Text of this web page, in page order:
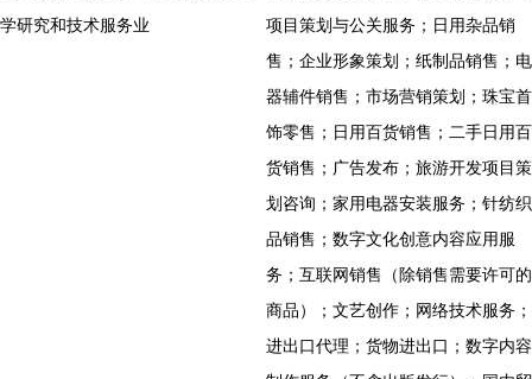
学研究和技术服务业
项目策划与公关服务；日用杂品销
售；企业形象策划；纸制品销售；电
器辅件销售；市场营销策划；珠宝首
饰零售；日用百货销售；二手日用百
货销售；广告发布；旅游开发项目策
划咨询；家用电器安装服务；针纺织
品销售；数字文化创意内容应用服
务；互联网销售（除销售需要许可的
商品）；文艺创作；网络技术服务；
进出口代理；货物进出口；数字内容